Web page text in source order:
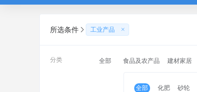
所选条件 工业产品
分类 全部 食品及农产品 建材家居
全部 化肥 砂轮